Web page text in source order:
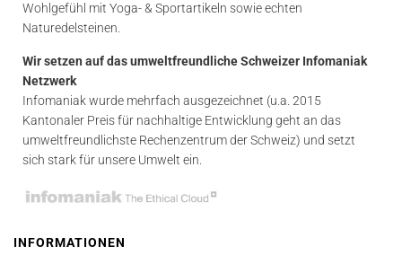
Wohlgefühl mit Yoga- & Sportartikeln sowie echten
Naturedelsteinen.
Wir setzen auf das umweltfreundliche Schweizer Infomaniak
Netzwerk
Infomaniak wurde mehrfach ausgezeichnet (u.a. 2015
Kantonaler Preis für nachhaltige Entwicklung geht an das
umweltfreundlichste Rechenzentrum der Schweiz) und setzt
sich stark für unsere Umwelt ein.
INFORMATIONEN